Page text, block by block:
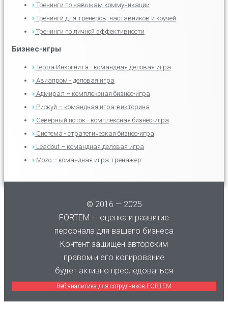
Тренинги по навыкам коммуникации
Тренинги для тренеров, наставников и коучей
Тренинги по личной эффективности
Бизнес-игры
Терра Инкогнита - командная деловая игра
Авиапром - деловая игра
Адмирал – комплексная бизнес-игра
Рискуй – командная игра-викторина
Северный поток - комплексная бизнес-игра
Система - стратегическая бизнес-игра
Leadout – командная деловая игра
Mozo – командная игра-тренажер
© 2016 — 2025
FORTEM — оценка и развитие
персонала для вашего бизнеса
Контент защищен авторским
правом и его копирование
будет активно преследоваться
Веб-аналитика для сотрудников FORTEM